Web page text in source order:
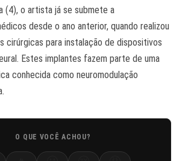
(4), o artista já se submete a
desde o ano anterior, quando realizou
cirúrgicas para instalação de dispositivos
Estes implantes fazem parte de uma
conhecida como neuromodulação
O QUE VOCÊ ACHOU?